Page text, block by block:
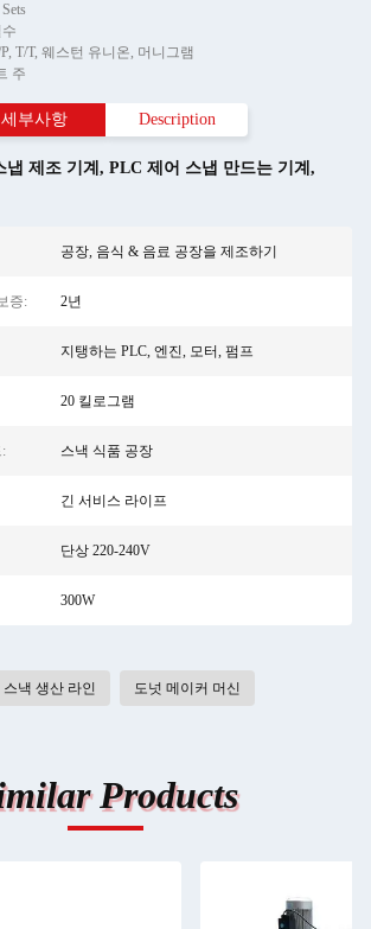
T/T, 웨스턴 유니온, 머니그램
주
세부사항 Description
냅 제조 기계 , PLC 제어 스냅 만드는 기계 ,
공장, 음식 & 음료 공장을 제조하기
증: 2년
지탱하는 PLC, 엔진, 모터, 펌프
20 킬로그램
스낵 식품 공장
긴 서비스 라이프
단상 220-240V
300W
스낵 생산 라인 도넛 메이커 머신
Products